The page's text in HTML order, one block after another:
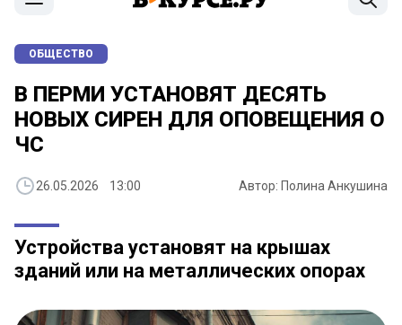
ОБЩЕСТВО
​В ПЕРМИ УСТАНОВЯТ ДЕСЯТЬ
НОВЫХ СИРЕН ДЛЯ ОПОВЕЩЕНИЯ О
ЧС
26.05.2026 13:00 Автор: Полина Анкушина
Устройства установят на крышах
зданий или на металлических опорах